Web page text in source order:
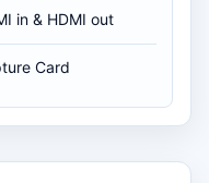
in & HDMI out
Card